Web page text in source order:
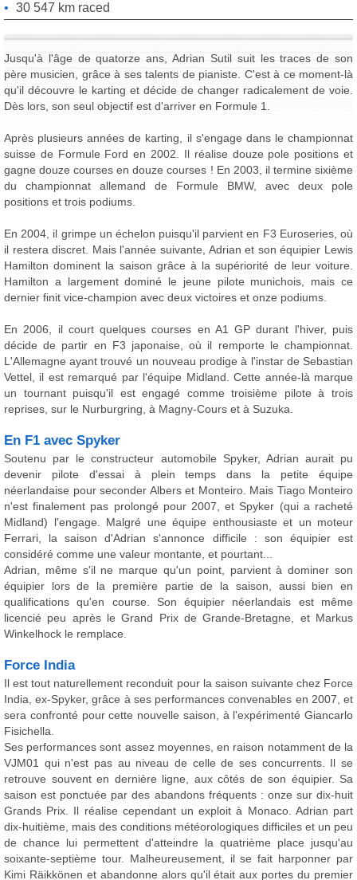
30 547 km raced
Jusqu'à l'âge de quatorze ans, Adrian Sutil suit les traces de son
père musicien, grâce à ses talents de pianiste. C'est à ce moment-là
qu'il découvre le karting et décide de changer radicalement de voie.
Dès lors, son seul objectif est d'arriver en Formule 1.
Après plusieurs années de karting, il s'engage dans le championnat
suisse de Formule Ford en 2002. Il réalise douze pole positions et
gagne douze courses en douze courses ! En 2003, il termine sixième
du championnat allemand de Formule BMW, avec deux pole
positions et trois podiums.
En 2004, il grimpe un échelon puisqu'il parvient en F3 Euroseries, où
il restera discret. Mais l'année suivante, Adrian et son équipier Lewis
Hamilton dominent la saison grâce à la supériorité de leur voiture.
Hamilton a largement dominé le jeune pilote munichois, mais ce
dernier finit vice-champion avec deux victoires et onze podiums.
En 2006, il court quelques courses en A1 GP durant l'hiver, puis
décide de partir en F3 japonaise, où il remporte le championnat.
L'Allemagne ayant trouvé un nouveau prodige à l'instar de Sebastian
Vettel, il est remarqué par l'équipe Midland. Cette année-là marque
un tournant puisqu'il est engagé comme troisième pilote à trois
reprises, sur le Nurburgring, à Magny-Cours et à Suzuka.
En F1 avec Spyker
Soutenu par le constructeur automobile Spyker, Adrian aurait pu
devenir pilote d'essai à plein temps dans la petite équipe
néerlandaise pour seconder Albers et Monteiro. Mais Tiago Monteiro
n'est finalement pas prolongé pour 2007, et Spyker (qui a racheté
Midland) l'engage. Malgré une équipe enthousiaste et un moteur
Ferrari, la saison d'Adrian s'annonce difficile : son équipier est
considéré comme une valeur montante, et pourtant...
Adrian, même s'il ne marque qu'un point, parvient à dominer son
équipier lors de la première partie de la saison, aussi bien en
qualifications qu'en course. Son équipier néerlandais est même
licencié peu après le Grand Prix de Grande-Bretagne, et Markus
Winkelhock le remplace.
Force India
Il est tout naturellement reconduit pour la saison suivante chez Force
India, ex-Spyker, grâce à ses performances convenables en 2007, et
sera confronté pour cette nouvelle saison, à l'expérimenté Giancarlo
Fisichella.
Ses performances sont assez moyennes, en raison notamment de la
VJM01 qui n'est pas au niveau de celle de ses concurrents. Il se
retrouve souvent en dernière ligne, aux côtés de son équipier. Sa
saison est ponctuée par des abandons fréquents : onze sur dix-huit
Grands Prix. Il réalise cependant un exploit à Monaco. Adrian part
dix-huitième, mais des conditions météorologiques difficiles et un peu
de chance lui permettent d'atteindre la quatrième place jusqu'au
soixante-septième tour. Malheureusement, il se fait harponner par
Kimi Räikkönen et abandonne alors qu'il était aux portes du premier